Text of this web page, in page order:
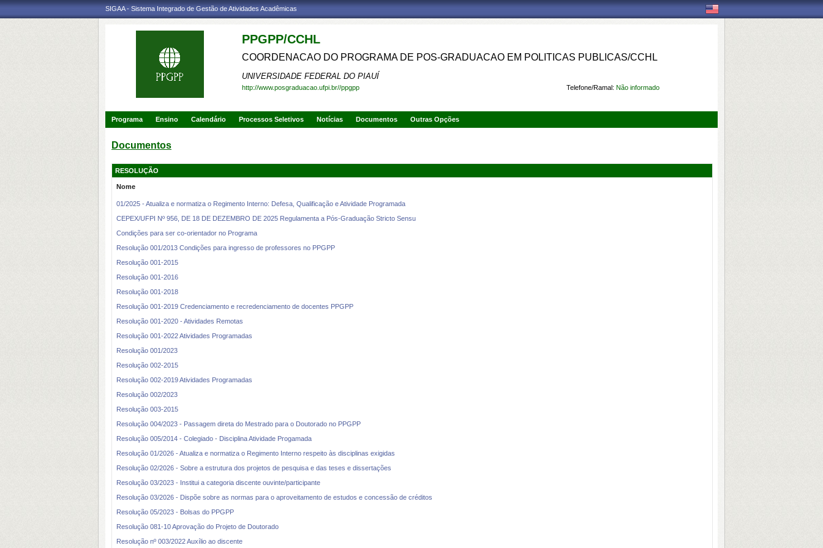
SIGAA - Sistema Integrado de Gestão de Atividades Acadêmicas
PPGPP/CCHL
COORDENACAO DO PROGRAMA DE POS-GRADUACAO EM POLITICAS PUBLICAS/CCHL
UNIVERSIDADE FEDERAL DO PIAUÍ
Telefone/Ramal: Não informado
http://www.posgraduacao.ufpi.br//ppgpp
Programa Ensino Calendário Processos Seletivos Notícias Documentos Outras Opções
Documentos
RESOLUÇÃO
Nome
01/2025 - Atualiza e normatiza o Regimento Interno: Defesa, Qualificação e Atividade Programada
CEPEX/UFPI Nº 956, DE 18 DE DEZEMBRO DE 2025 Regulamenta a Pós-Graduação Stricto Sensu
Condições para ser co-orientador no Programa
Resolução 001/2013 Condições para ingresso de professores no PPGPP
Resolução 001-2015
Resolução 001-2016
Resolução 001-2018
Resolução 001-2019 Credenciamento e recredenciamento de docentes PPGPP
Resolução 001-2020 - Atividades Remotas
Resolução 001-2022 Atividades Programadas
Resolução 001/2023
Resolução 002-2015
Resolução 002-2019 Atividades Programadas
Resolução 002/2023
Resolução 003-2015
Resolução 004/2023 - Passagem direta do Mestrado para o Doutorado no PPGPP
Resolução 005/2014 - Colegiado - Disciplina Atividade Progamada
Resolução 01/2026 - Atualiza e normatiza o Regimento Interno respeito às disciplinas exigidas
Resolução 02/2026 - Sobre a estrutura dos projetos de pesquisa e das teses e dissertações
Resolução 03/2023 - Institui a categoria discente ouvinte/participante
Resolução 03/2026 - Dispõe sobre as normas para o aproveitamento de estudos e concessão de créditos
Resolução 05/2023 - Bolsas do PPGPP
Resolução 081-10 Aprovação do Projeto de Doutorado
Resolução nº 003/2022 Auxílio ao discente